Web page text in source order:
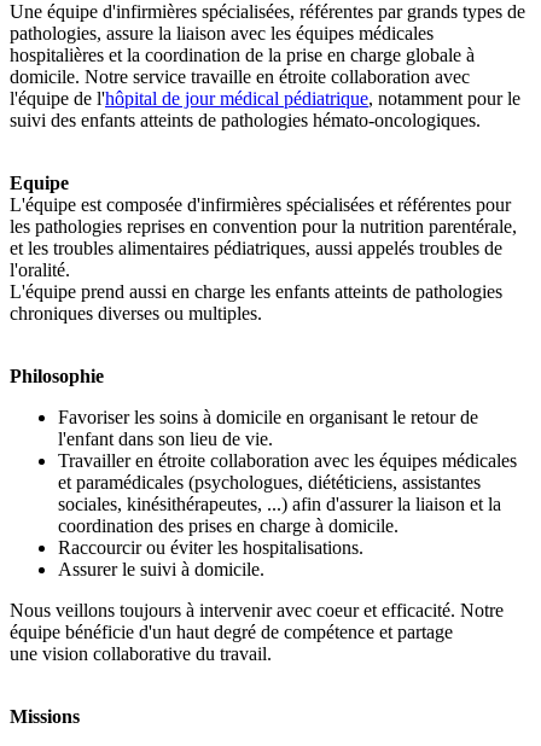
Une équipe d'infirmières spécialisées, référentes par grands types de
pathologies, assure la liaison avec les équipes médicales
hospitalières et la coordination de la prise en charge globale à
domicile. Notre service travaille en étroite collaboration avec
l'équipe de l'hôpital de jour médical pédiatrique, notamment pour le
suivi des enfants atteints de pathologies hémato-oncologiques.
Equipe
L'équipe est composée d'infirmières spécialisées et référentes pour
les pathologies reprises en convention pour la nutrition parentérale,
et les troubles alimentaires pédiatriques, aussi appelés troubles de
l'oralité.
L'équipe prend aussi en charge les enfants atteints de pathologies
chroniques diverses ou multiples.
Philosophie
Favoriser les soins à domicile en organisant le retour de
l'enfant dans son lieu de vie.
Travailler en étroite collaboration avec les équipes médicales
et paramédicales (psychologues, diététiciens, assistantes
sociales, kinésithérapeutes, ...) afin d'assurer la liaison et la
coordination des prises en charge à domicile.
Raccourcir ou éviter les hospitalisations.
Assurer le suivi à domicile.
Nous veillons toujours à intervenir avec coeur et efficacité. Notre
équipe bénéficie d'un haut degré de compétence et partage
une vision collaborative du travail.
Missions